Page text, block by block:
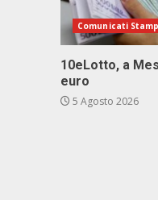
Comunicati
10eLotto, a
euro
5 Agosto 2026